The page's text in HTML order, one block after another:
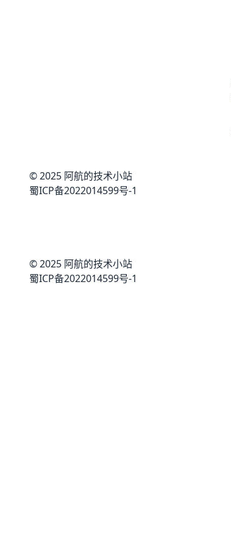
© 2025 阿航的技术小站
蜀ICP备2022014599号-1
© 2025 阿航的技术小站
蜀ICP备2022014599号-1